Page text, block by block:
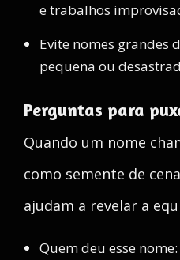
e trabalhos
Evite nomes grandes
pequena ou
Perguntas para
Quando um nome
como semente de
ajudam a revelar a
Quem deu esse